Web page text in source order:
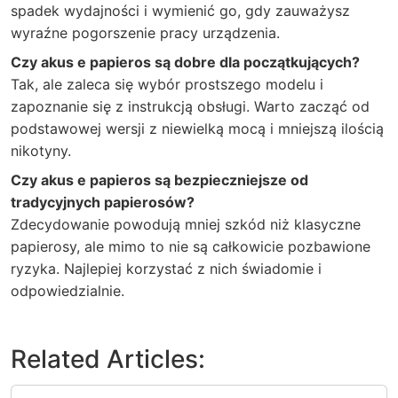
spadek wydajności i wymienić go, gdy zauważysz
wyraźne pogorszenie pracy urządzenia.
Czy akus e papieros są dobre dla początkujących?
Tak, ale zaleca się wybór prostszego modelu i
zapoznanie się z instrukcją obsługi. Warto zacząć od
podstawowej wersji z niewielką mocą i mniejszą ilością
nikotyny.
Czy akus e papieros są bezpieczniejsze od
tradycyjnych papierosów?
Zdecydowanie powodują mniej szkód niż klasyczne
papierosy, ale mimo to nie są całkowicie pozbawione
ryzyka. Najlepiej korzystać z nich świadomie i
odpowiedzialnie.
Related Articles: